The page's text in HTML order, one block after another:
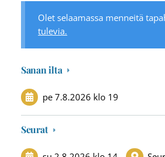
Olet selaamassa menneitä
tulevia.
Sanan ilta
pe 7.8.2026 klo 19
Seurat